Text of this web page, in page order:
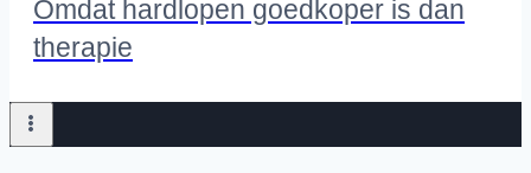
Omdat hardlopen goedkoper is dan
therapie